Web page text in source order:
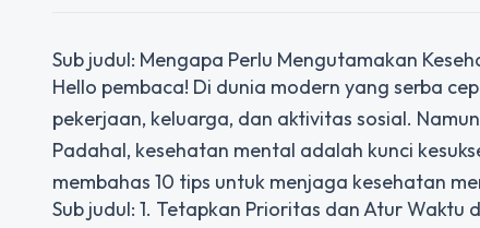
Sub judul: Mengapa Perlu Mengutamakan
Hello pembaca! Di dunia modern yang serba
pekerjaan, keluarga, dan aktivitas sosial.
Padahal, kesehatan mental adalah kunci
membahas 10 tips untuk menjaga kesehatan
Sub judul: 1. Tetapkan Prioritas dan Atur Waktu